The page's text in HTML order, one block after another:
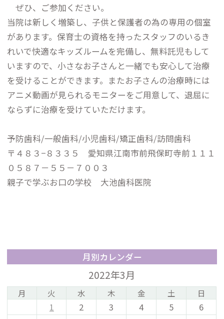
ぜひ、ご参加ください。
当院は新しく増築し、子供と保護者の為の専用の個室
があります。保育士の資格を持ったスタッフのいるき
れいで快適なキッズルームを完備し、無料託児もして
いますので、小さなお子さんと一緒でも安心して治療
を受けることができます。またお子さんの治療時には
アニメ動画が見られるモニターをご用意して、退屈に
ならずに治療を受けていただけます。
予防歯科/一般歯科/小児歯科/矯正歯科/訪問歯科
〒４８３−８３３５ 愛知県江南市前飛保町寺前１１１
０５８７－５５－７００３
親子で学ぶお口の学校 大池歯科医院
月別カレンダー
2022年3月
月 火 水 木 金 土 日
1 2 3 4 5
6